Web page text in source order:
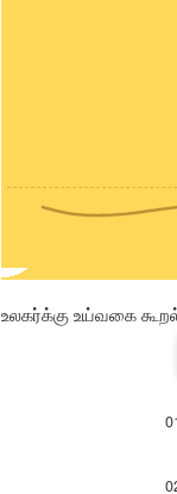
உலகர்க்கு உய்வகை